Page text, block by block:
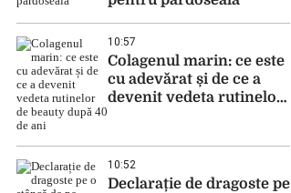
10:57
Colagenul marin: ce este
cu adevărat și de ce a
devenit vedeta rutinelor
10:52
Declarație de dragoste pe